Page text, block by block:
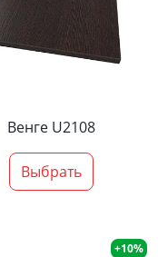
Венге U2108
Выбрать
+10%